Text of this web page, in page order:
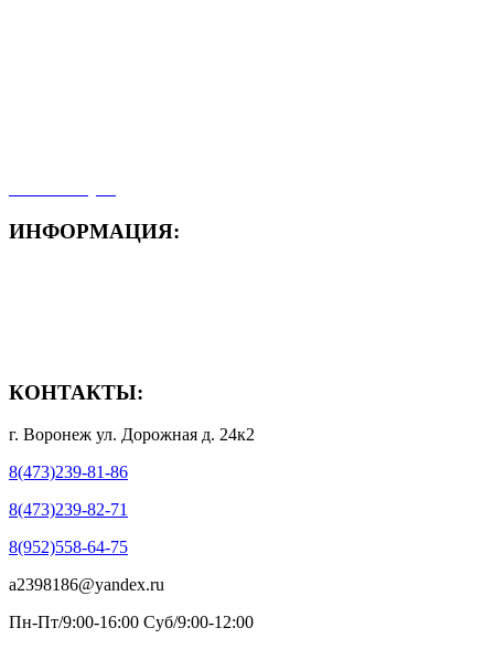
ИНФОРМАЦИЯ:
КОНТАКТЫ:
г. Воронеж ул. Дорожная д. 24к2
8(473)239-81-86
8(473)239-82-71
8(952)558-64-75
a2398186@yandex.ru
Пн-Пт/9:00-16:00 Суб/9:00-12:00